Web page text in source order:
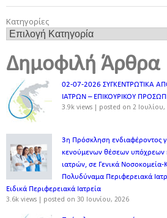
Κατηγορίες
Δημοφιλή Άρθρα
02-07-2026 ΣΥΓΚΕΝΤΡΩΤΙΚΑ
ΙΑΤΡΩΝ – ΕΠΙΚΟΥΡΙΚΟΥ
3.9k views | posted on 2 Ιουλίου,
3η Πρόσκληση ενδιαφέροντος
κενούμενων θέσεων
ιατρών, σε Γενικά Νοσοκομεία-
Πολυδύναμα Περιφερειακά
Ειδικά Περιφερειακά Ιατρεία
3.6k views | posted on 30 Ιουνίου, 2026